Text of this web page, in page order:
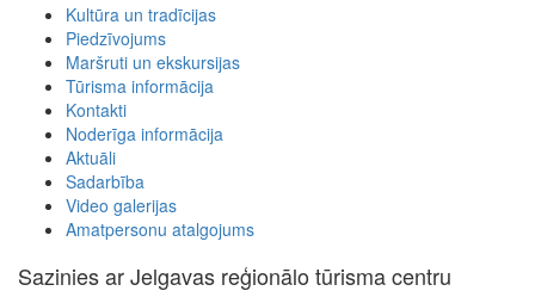
Kultūra un tradīcijas
Piedzīvojums
Maršruti un ekskursijas
Tūrisma informācija
Kontakti
Noderīga informācija
Aktuāli
Sadarbība
Video galerijas
Amatpersonu atalgojums
Sazinies ar Jelgavas reģionālo tūrisma centru